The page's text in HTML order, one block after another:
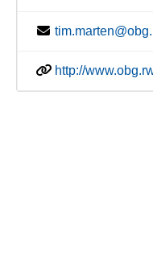
http://